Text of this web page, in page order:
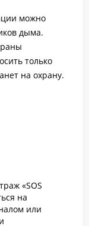
можно
дыма.
только
на охрану.
«SOS
на
или